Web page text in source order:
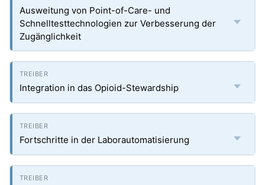
Ausweitung von Point-of-Care- und
Schnelltesttechnologien zur Verbesserung der
Zugänglichkeit
Integration in das Opioid-Stewardship
Fortschritte in der Laborautomatisierung